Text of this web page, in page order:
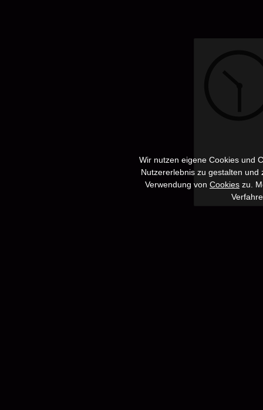
Wir nutzen eigene Cookies und
Nutzererlebnis zu gestalten
Verwendung von Cookies zu.